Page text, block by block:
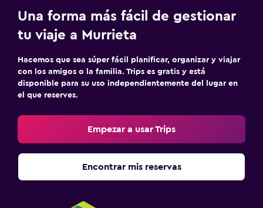
Una forma más fácil de gestionar
tu viaje a Murrieta
Hacemos que sea súper fácil planificar, organizar y viajar
con los amigos o la familia. Trips es gratis y está
disponible para su uso independientemente del lugar en
el que reserves.
Empezar a usar Trips
Encontrar mis reservas